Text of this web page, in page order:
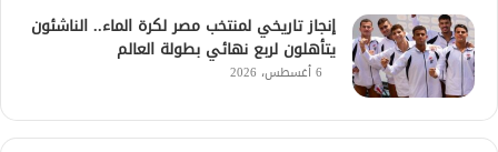
إنجاز تاريخي لمنتخب مصر لكرة الماء.. الناشئون
يتأهلون لربع نهائي بطولة العالم
6 أغسطس، 2026